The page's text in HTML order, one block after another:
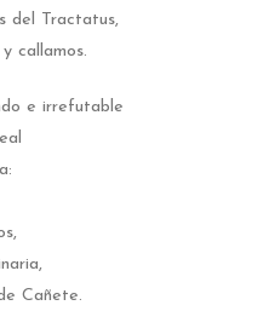
del Tractatus,
callamos.
e irrefutable
Cañete.